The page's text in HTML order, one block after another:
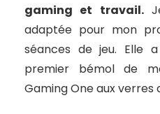
gaming et travail.
adaptée pour mon
séances de jeu. Elle
premier bémol de
Gaming One aux verres